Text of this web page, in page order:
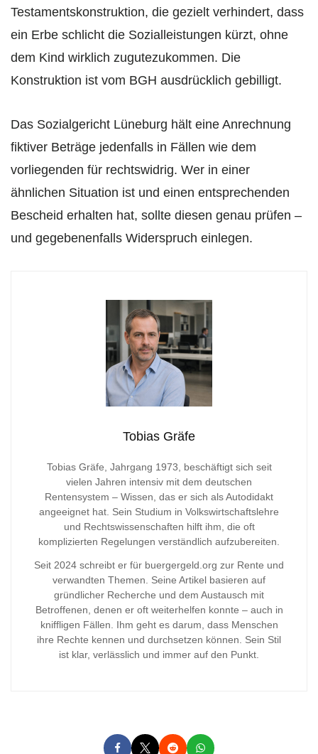
Testamentskonstruktion, die gezielt verhindert, dass
ein Erbe schlicht die Sozialleistungen kürzt, ohne
dem Kind wirklich zugutezukommen. Die
Konstruktion ist vom BGH ausdrücklich gebilligt.
Das Sozialgericht Lüneburg hält eine Anrechnung
fiktiver Beträge jedenfalls in Fällen wie dem
vorliegenden für rechtswidrig. Wer in einer
ähnlichen Situation ist und einen entsprechenden
Bescheid erhalten hat, sollte diesen genau prüfen –
und gegebenenfalls Widerspruch einlegen.
Tobias Gräfe
Tobias Gräfe, Jahrgang 1973, beschäftigt sich seit
vielen Jahren intensiv mit dem deutschen
Rentensystem – Wissen, das er sich als Autodidakt
angeeignet hat. Sein Studium in Volkswirtschaftslehre
und Rechtswissenschaften hilft ihm, die oft
komplizierten Regelungen verständlich aufzubereiten.
Seit 2024 schreibt er für buergergeld.org zur Rente und
verwandten Themen. Seine Artikel basieren auf
gründlicher Recherche und dem Austausch mit
Betroffenen, denen er oft weiterhelfen konnte – auch in
kniffligen Fällen. Ihm geht es darum, dass Menschen
ihre Rechte kennen und durchsetzen können. Sein Stil
ist klar, verlässlich und immer auf den Punkt.